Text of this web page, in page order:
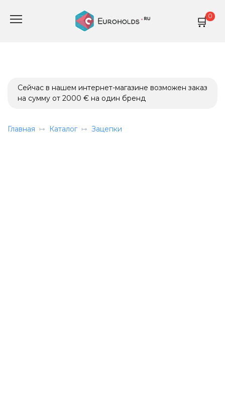
0
Сейчас в нашем интернет-магазине возможен заказ
на сумму от 2000 € на один бренд
Главная Каталог Зацепки